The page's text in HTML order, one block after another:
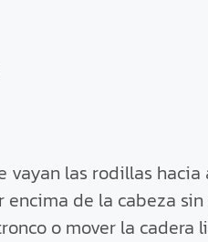
vayan las rodillas hacia
de la cabeza
o mover la cadera